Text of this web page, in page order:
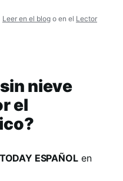
Leer en el blog o en el Lector
nieve
el
ESPAÑOLen